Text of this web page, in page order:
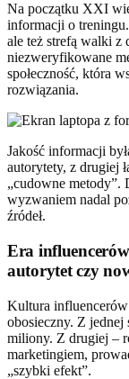
Na początku XXI
informacji o
ale też strefą walki z
niezweryfikowane
społeczność, która
rozwiązania.
Jakość informacji
autorytety, z drugiej
„cudowne metody”.
wyzwaniem nadal
źródeł.
Era
autorytet czy
Kultura
obosieczny. Z jednej
miliony. Z drugiej –
marketingiem,
„szybki efekt”.